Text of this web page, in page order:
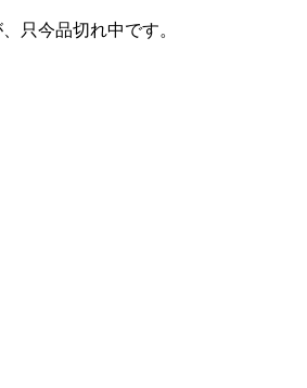
只今品切れ中です。